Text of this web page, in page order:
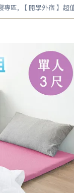
專區, 【 開學外宿 】超